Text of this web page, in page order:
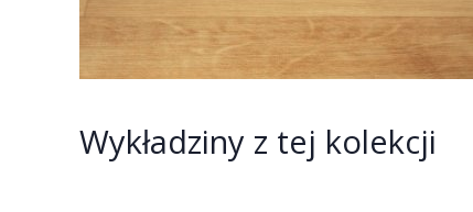
Wykładziny z tej kolekcji